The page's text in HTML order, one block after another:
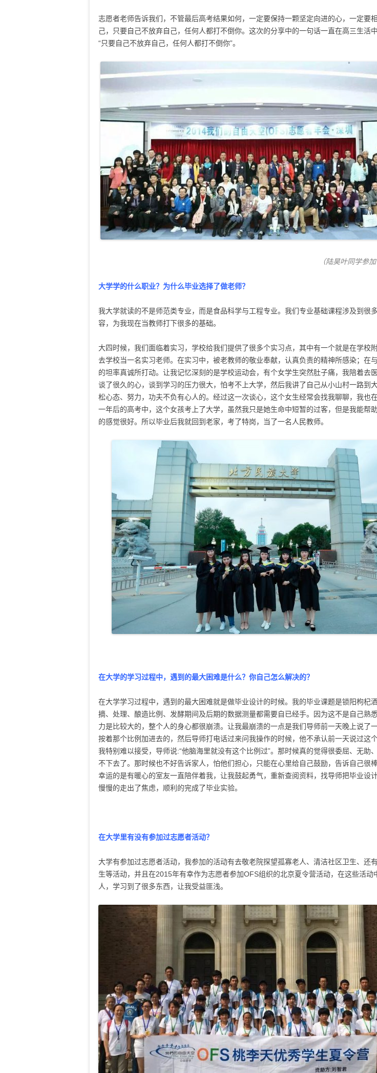
志愿者老师告诉我们，不管最后高考结果如何，一定要保持一颗坚定向进的心，一定要
己，只要自己不放弃自己，任何人都打不倒你。这次的分享中的一句话一直在高三生活
“只要自己不放弃自己，任何人都打不倒你”。
（陆昊叶同学参
大学学的什么职业？为什么毕业选择了做老师？
我大学就读的不是师范类专业，而是食品科学与工程专业。我们专业基础课程涉及到很
容，为我现在当教师打下很多的基础。
大四时候，我们面临着实习，学校给我们提供了很多个实习点，其中有一个就是在学校
去学校当一名实习老师。在实习中，被老教师的敬业奉献，认真负责的精神所感染；在
的坦率真诚所打动。让我记忆深刻的是学校运动会，有个女学生突然肚子痛，我陪着去
谈了很久的心，谈到学习的压力很大，怕考不上大学，然后我讲了自己从小山村一路到
松心态、努力，功夫不负有心人的。经过这一次谈心，这个女生经常会找我聊聊，我也
一年后的高考中，这个女孩考上了大学，虽然我只是她生命中短暂的过客，但是我能帮
的感觉很好。所以毕业后我就回到老家，考了特岗，当了一名人民教师。
在大学的学习过程中，遇到的最大困难是什么？你自己怎么解决的？
在大学学习过程中，遇到的最大困难就是做毕业设计的时候。我的毕业课题是锁阳枸杞
摘、处理、酿造比例、发酵期间及后期的数据测量都需要自已经手。因为这不是自己熟
力是比较大的，整个人的身心都很崩溃。让我最崩溃的一点是我们导师前一天晚上说了
按着那个比例加进去的，然后导师打电话过来问我操作的时候，他不承认前一天说过这
我特别难以接受，导师说:“他脑海里就没有这个比例过”。那时候真的觉得很委屈、无助
不下去了。那时候也不好告诉家人，怕他们担心，只能在心里给自己鼓励，告诉自己很
幸运的是有暖心的室友一直陪伴着我，让我鼓起勇气，重新查阅资料，找导师把毕业设
慢慢的走出了焦虑，顺利的完成了毕业实验。
在大学里有没有参加过志愿者活动？
大学有参加过志愿者活动，我参加的活动有去敬老院探望孤寡老人、清洁社区卫生、还
生等活动，并且在2015年有幸作为志愿者参加OFS组织的北京夏令营活动，在这些活动
人，学习到了很多东西，让我受益匪浅。